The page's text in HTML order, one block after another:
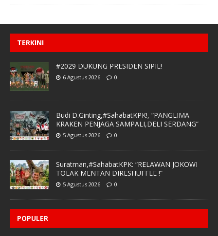
TERKINI
#2029 DUKUNG PRESIDEN SIPIL!
6 Agustus 2026 0
Budi D.Ginting,#SahabatKPK!, “PANGLIMA
KRAKEN PENJAGA SAMPALI,DELI SERDANG”
5 Agustus 2026 0
Suratman,#SahabatKPK: “RELAWAN JOKOWI
TOLAK MENTAN DIRESHUFFLE !”
5 Agustus 2026 0
POPULER